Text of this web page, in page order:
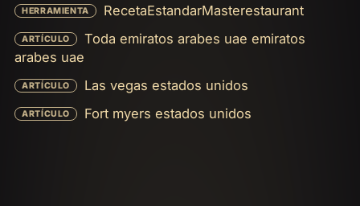
HERRAMIENTA RecetaEstandarMasterestaurant
ARTÍCULO
Toda emiratos arabes uae emiratos
arabes uae
ARTÍCULO Las vegas estados unidos
ARTÍCULO Fort myers estados unidos